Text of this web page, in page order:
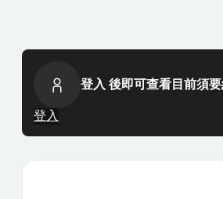
登入 後即可查看目前須要
登入